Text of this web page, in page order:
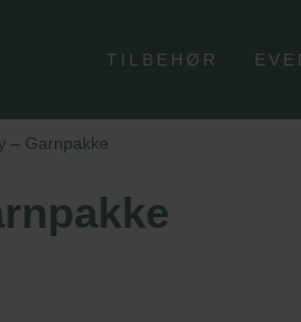
TILBEHØR
– Garnpakke